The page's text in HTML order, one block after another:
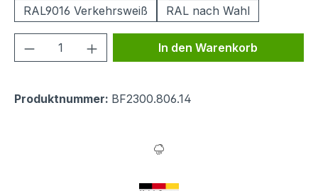
RAL9016 Verkehrsweiß
RAL nach Wahl
Produkt Anzahl: Gib denIn den Warenkorb
Produktnummer: BF2300.806.14